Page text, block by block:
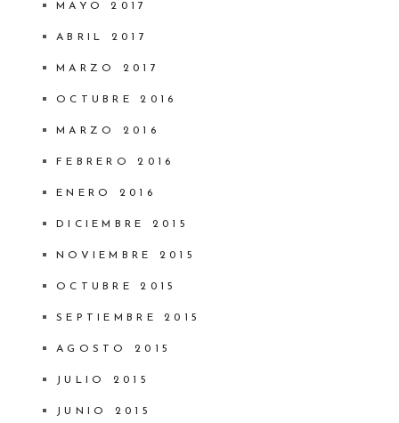
MAYO 2017
ABRIL 2017
MARZO 2017
OCTUBRE 2016
MARZO 2016
FEBRERO 2016
ENERO 2016
DICIEMBRE 2015
NOVIEMBRE 2015
OCTUBRE 2015
SEPTIEMBRE 2015
AGOSTO 2015
JULIO 2015
JUNIO 2015